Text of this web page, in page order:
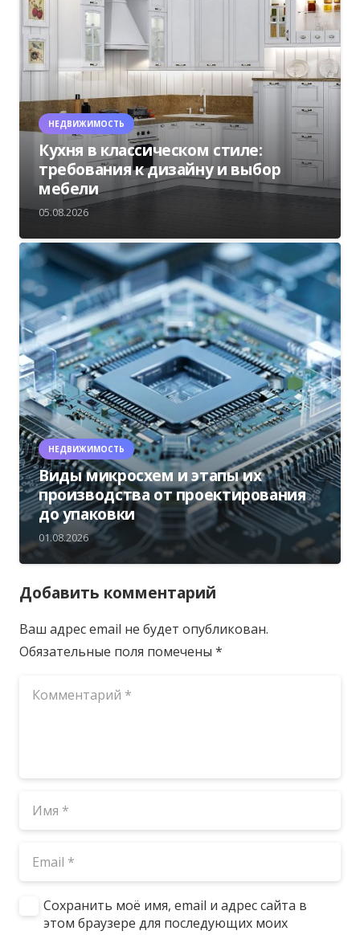
НЕДВИЖИМОСТЬ
Кухня в классическом стиле:
требования к дизайну и выбор
мебели
05.08.2026
НЕДВИЖИМОСТЬ
Виды микросхем и этапы их
производства от проектирования
до упаковки
01.08.2026
Добавить комментарий
Ваш адрес email не будет опубликован.
Обязательные поля помечены *
Сохранить моё имя, email и адрес сайта в
этом браузере для последующих моих